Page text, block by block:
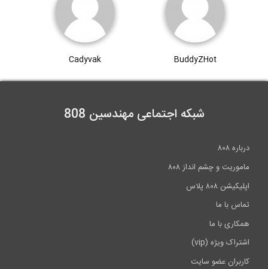
BuddyZHot
Cadyvak
شبکه اجتماعی مهندسین 808
درباره ۸۰۸
ماموریت و چشم انداز ۸۰۸
اپلیکیشن ۸۰۸ پلاس
تماس با ما
همکاری با ما
اشتراک ویژه (vip)
کاربران عضو سایت